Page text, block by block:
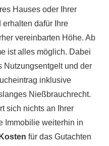
Hauses oder Ihrer
dafür Ihre
vereinbarten Höhe. Ab
ist alles möglich. Dabei
Nutzungsentgelt und der
inklusive
Nießbrauchrecht.
sich nichts an Ihrer
Immobilie weiterhin in
Kosten für das Gutachten